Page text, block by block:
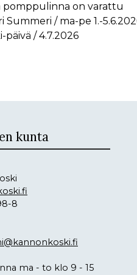
pomppulinna on varattu
Summeri / ma-pe 1.-
päivä / 4.7.2026
kunta
8
ma - to klo 9 - 15